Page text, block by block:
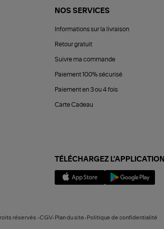
NOS SERVICES
Informations sur la livraison
Retour gratuit
Suivre ma commande
Paiement 100% sécurisé
Paiement en 3 ou 4 fois
Carte Cadeau
TÉLÉCHARGEZ L'APPLICATION
réservés -CGV-Plan du site-Politique de confidentialité